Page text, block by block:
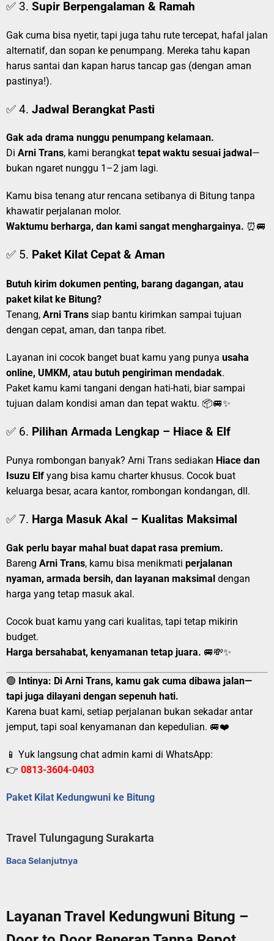
✅ 3. Supir Berpengalaman & Ramah
Gak cuma bisa nyetir, tapi juga tahu rute tercepat, hafal jalan
alternatif, dan sopan ke penumpang. Mereka tahu kapan
harus santai dan kapan harus tancap gas (dengan aman
pastinya!).
✅ 4. Jadwal Berangkat Pasti
Gak ada drama nunggu penumpang kelamaan.
Di Arni Trans, kami berangkat tepat waktu sesuai jadwal —
bukan ngaret nunggu 1–2 jam lagi.
Kamu bisa tenang atur rencana setibanya di Bitung tanpa
khawatir perjalanan molor.
Waktumu berharga, dan kami sangat menghargainya. ⏰🚐
✅ 5. Paket Kilat Cepat & Aman
Butuh kirim dokumen penting, barang dagangan, atau
paket kilat ke Bitung?
Tenang, Arni Trans siap bantu kirimkan sampai tujuan
dengan cepat, aman, dan tanpa ribet.
Layanan ini cocok banget buat kamu yang punya usaha
online, UMKM, atau butuh pengiriman mendadak.
Paket kamu kami tangani dengan hati-hati, biar sampai
tujuan dalam kondisi aman dan tepat waktu. 📦🚐✨
✅ 6. Pilihan Armada Lengkap – Hiace & Elf
Punya rombongan banyak? Arni Trans sediakan Hiace dan
Isuzu Elf yang bisa kamu charter khusus. Cocok buat
keluarga besar, acara kantor, rombongan kondangan, dll.
✅ 7. Harga Masuk Akal – Kualitas Maksimal
Gak perlu bayar mahal buat dapat rasa premium.
Bareng Arni Trans, kamu bisa menikmati perjalanan
nyaman, armada bersih, dan layanan maksimal dengan
harga yang tetap masuk akal.
Cocok buat kamu yang cari kualitas, tapi tetap mikirin
budget.
Harga bersahabat, kenyamanan tetap juara. 🚐💸✨
🟢 Intinya: Di Arni Trans, kamu gak cuma dibawa jalan—
tapi juga dilayani dengan sepenuh hati.
Karena buat kami, setiap perjalanan bukan sekadar antar
jemput, tapi soal kenyamanan dan kepedulian. 🚐❤️
📱 Yuk langsung chat admin kami di WhatsApp:
👉 0813-3604-0403
Paket Kilat Kedungwuni ke Bitung
Travel Tulungagung Surakarta
Baca Selanjutnya
Layanan Travel Kedungwuni Bitung –